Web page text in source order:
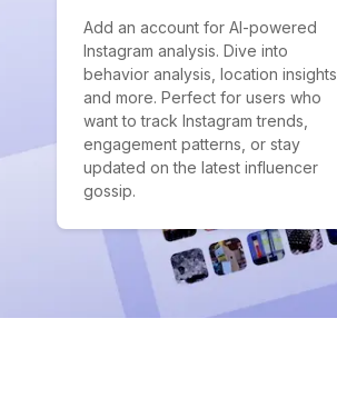
Add an account for AI-powered
Instagram analysis. Dive into
behavior analysis, location insights,
and more. Perfect for users who
want to track Instagram trends,
engagement patterns, or stay
updated on the latest influencer
gossip.